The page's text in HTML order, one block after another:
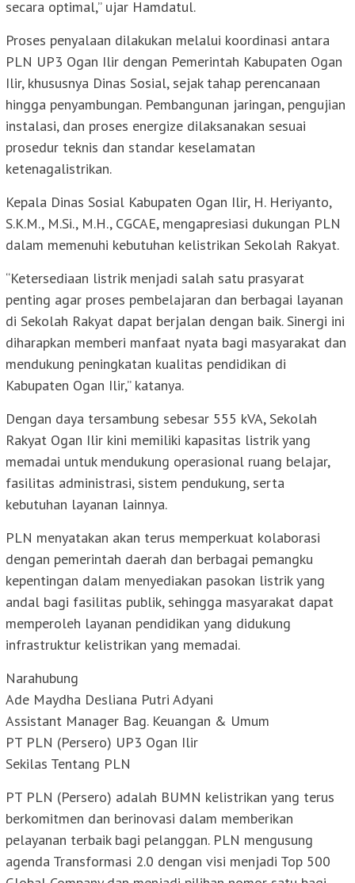
secara optimal,” ujar Hamdatul.
Proses penyalaan dilakukan melalui koordinasi antara
PLN UP3 Ogan Ilir dengan Pemerintah Kabupaten Ogan
Ilir, khususnya Dinas Sosial, sejak tahap perencanaan
hingga penyambungan. Pembangunan jaringan, pengujian
instalasi, dan proses energize dilaksanakan sesuai
prosedur teknis dan standar keselamatan
ketenagalistrikan.
Kepala Dinas Sosial Kabupaten Ogan Ilir, H. Heriyanto,
S.K.M., M.Si., M.H., CGCAE, mengapresiasi dukungan PLN
dalam memenuhi kebutuhan kelistrikan Sekolah Rakyat.
“Ketersediaan listrik menjadi salah satu prasyarat
penting agar proses pembelajaran dan berbagai layanan
di Sekolah Rakyat dapat berjalan dengan baik. Sinergi ini
diharapkan memberi manfaat nyata bagi masyarakat dan
mendukung peningkatan kualitas pendidikan di
Kabupaten Ogan Ilir,” katanya.
Dengan daya tersambung sebesar 555 kVA, Sekolah
Rakyat Ogan Ilir kini memiliki kapasitas listrik yang
memadai untuk mendukung operasional ruang belajar,
fasilitas administrasi, sistem pendukung, serta
kebutuhan layanan lainnya.
PLN menyatakan akan terus memperkuat kolaborasi
dengan pemerintah daerah dan berbagai pemangku
kepentingan dalam menyediakan pasokan listrik yang
andal bagi fasilitas publik, sehingga masyarakat dapat
memperoleh layanan pendidikan yang didukung
infrastruktur kelistrikan yang memadai.
Narahubung
Ade Maydha Desliana Putri Adyani
Assistant Manager Bag. Keuangan & Umum
PT PLN (Persero) UP3 Ogan Ilir
Sekilas Tentang PLN
PT PLN (Persero) adalah BUMN kelistrikan yang terus
berkomitmen dan berinovasi dalam memberikan
pelayanan terbaik bagi pelanggan. PLN mengusung
agenda Transformasi 2.0 dengan visi menjadi Top 500